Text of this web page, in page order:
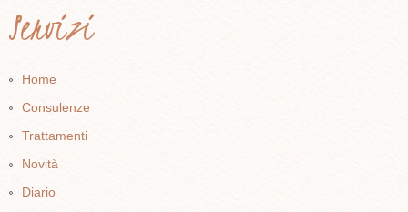
Servizi
Home
Consulenze
Trattamenti
Novità
Diario